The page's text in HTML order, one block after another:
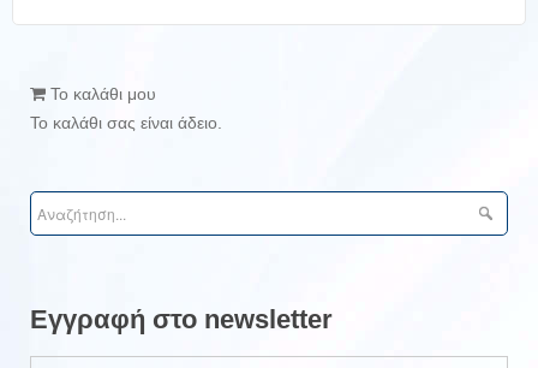
Το καλάθι μου
Το καλάθι σας είναι άδειο.
Εγγραφή στο newsletter